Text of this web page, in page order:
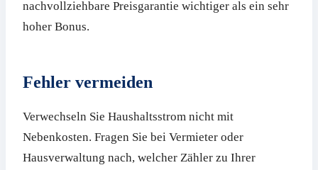
nachvollziehbare Preisgarantie wichtiger als ein sehr
hoher Bonus.
Fehler vermeiden
Verwechseln Sie Haushaltsstrom nicht mit
Nebenkosten. Fragen Sie bei Vermieter oder
Hausverwaltung nach, welcher Zähler zu Ihrer